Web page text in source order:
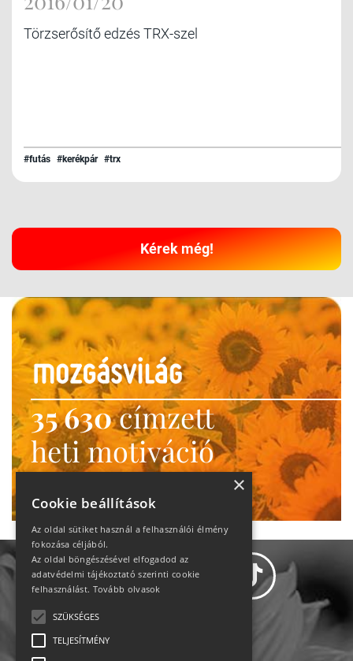
Törzserősítő edzés TRX-szel
#futás #kerékpár #trx
Kérek még!
35 630címzett
heti motiváció
Ne maradj le!
×
Cookie beállítások
Az oldal sütiket használ a felhasználói élmény
fokozása céljából.
Az oldal böngészésével elfogadod az
adatvédelmi tájékoztató szerinti cookie
felhasználást. Tovább olvasok
SZÜKSÉGES
TELJESÍTMÉNY